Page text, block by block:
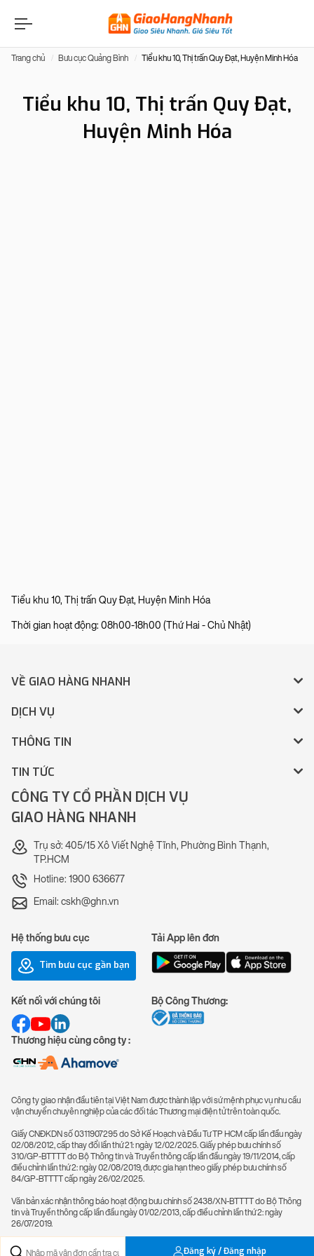
Trang chủ Bưu cục Quảng Bình Tiểu khu 10, Thị trấn Quy Đạt, Huyện Minh Hóa
Tiểu khu 10, Thị trấn Quy Đạt,
Huyện Minh Hóa
Tiểu khu 10, Thị trấn Quy Đạt, Huyện Minh Hóa
Thời gian hoạt động: 08h00-18h00 (Thứ Hai - Chủ Nhật)
VỀ GIAO HÀNG NHANH
DỊCH VỤ
THÔNG TIN
TIN TỨC
CÔNG TY CỔ PHẦN DỊCH VỤ
GIAO HÀNG NHANH
Trụ sở: 405/15 Xô Viết Nghệ Tĩnh, Phường Bình Thạnh,
TP.HCM
Hotline: 1900 636677
Email: cskh@ghn.vn
Hệ thống bưu cục
Tìm bưu cục gần bạn
Tải App lên đơn
Kết nối với chúng tôi
Thương hiệu cùng công ty :
Bộ Công Thương:
Công ty giao nhận đầu tiên tại Việt Nam được thành lập với sứ mệnh phục vụ nhu cầu
vận chuyển chuyên nghiệp của các đối tác Thương mại điện tử trên toàn quốc.
Giấy CNĐKDN số 0311907295 do Sở Kế Hoạch và Đầu Tư TP HCM cấp lần đầu ngày
02/08/2012, cấp thay đổi lần thứ 21: ngày 12/02/2025. Giấy phép bưu chính số
310/GP-BTTTT do Bộ Thông tin và Truyền thông cấp lần đầu ngày 19/11/2014, cấp
điều chỉnh lần thứ 2: ngày 02/08/2019, được gia hạn theo giấy phép bưu chính số
84/GP-BTTTT cấp ngày 26/02/2025.
Văn bản xác nhận thông báo hoạt động bưu chính số 2438/XN-BTTTT do Bộ Thông
tin và Truyền thông cấp lần đầu ngày 01/02/2013, cấp điều chỉnh lần thứ 2: ngày
26/07/2019.
Đăng ký / Đăng nhập